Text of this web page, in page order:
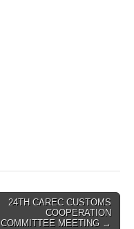
24TH CAREC CUSTOMS
COOPERATION
COMMITTEE MEETING →